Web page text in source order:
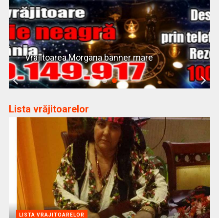
Vrajitoarea Morgana banner mare
Lista vrăjitoarelor
LISTA VRAJITOARELOR